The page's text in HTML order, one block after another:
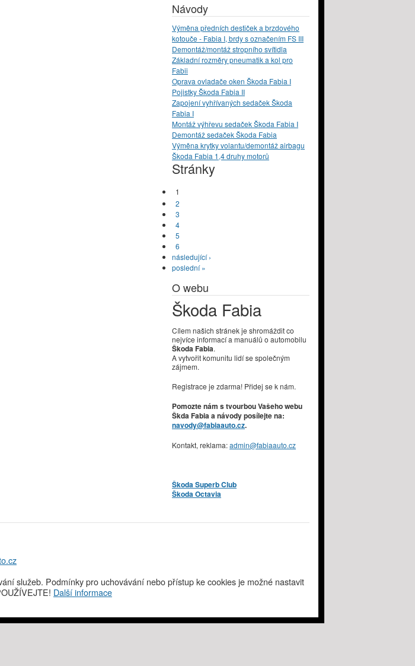
Návody
Výměna předních destiček a brzdového
kotouče - Fabia I, brdy s označením FS III
Demontáž/montáž stropního svítidla
Základní rozměry pneumatik a kol pro
Fabii
Oprava ovladače oken Škoda Fabia I
Pojistky Škoda Fabia II
Zapojení vyhřívaných sedaček Škoda
Fabia I
Montáž výhřevu sedaček Škoda Fabia I
Demontáž sedaček Škoda Fabia
Výměna krytky volantu/demontáž airbagu
Škoda Fabia 1,4 druhy motorů
Stránky
1
2
3
4
5
6
následující ›
poslední »
O webu
Škoda Fabia
Cílem našich stránek je shromáždit co
nejvíce informací a manuálů o automobilu
Škoda Fabia.
A vytvořit komunitu lidí se společným
zájmem.
Registrace je zdarma! Přidej se k nám.
Pomozte nám s tvourbou Vašeho webu
Škda Fabia a návody posílejte na:
navody@fabiaauto.cz.
Kontakt, reklama:admin@fabiaauto.cz
Škoda Superb Club
Škoda Octavia
služeb. Podmínky pro uchovávání nebo přístup ke cookies je možné nastavit
Další informace